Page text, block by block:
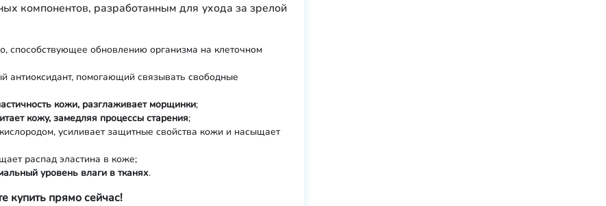
компонентов, разработанным для ухода за зрелой
способствующее обновлению организма на клеточном
антиоксидант, помогающий связывать свободные
кожи, разглаживает морщинки;
кожу, замедляя процессы старения;
усиливает защитные свойства кожи и насыщает
распад эластина в коже;
уровень влаги в тканях.
купить прямо сейчас!